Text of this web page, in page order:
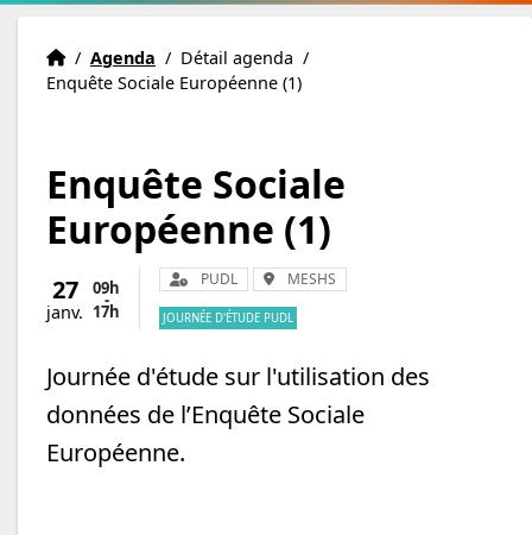
Accueil
Accueil
/ Agenda / Détail agenda /
Enquête Sociale Européenne (1)
Enquête Sociale
Européenne (1)
27
janv.
09h
-
17h
Organisateur :
PUDL Lieu :
MESHS
JOURNÉE D'ÉTUDE PUDL
Journée d'étude sur l'utilisation des
données de l’Enquête Sociale
Européenne.